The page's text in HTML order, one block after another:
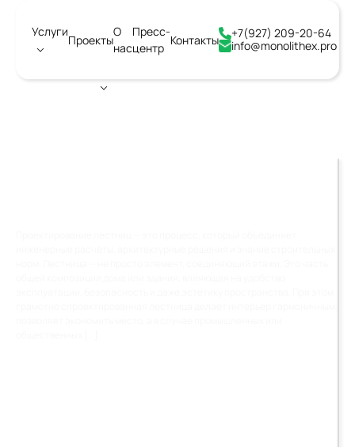
Услуги
Проекты
О
нас
Пресс-
центр
Контакты
+7(927) 209-20-64
info@monolithex.pro